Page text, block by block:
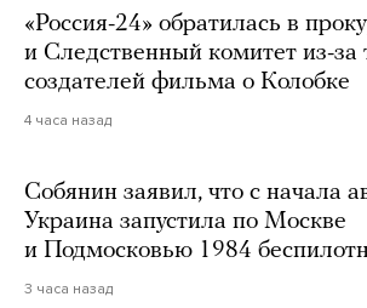
«Россия-24» обратилась в
и Следственный комитет из-за
создателей фильма о Колобке
4 часа назад
Собянин заявил, что с начала
Украина запустила по Москве
и Подмосковью 1984
3 часа назад